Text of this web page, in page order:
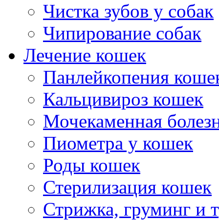
Чистка зубов у собак
Чипирование собак
Лечение кошек
Панлейкопения
Кальцивироз кошек
Мочекаменная
Пиометра у кошек
Роды кошек
Стерилизация кошек
Стрижка, груминг и